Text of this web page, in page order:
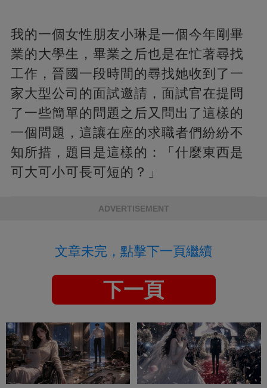
我的一個女性朋友小琳是一個今年剛畢
業的大學生，畢業之后也是在忙著尋找
工作，晉國一段時間的尋找她收到了一
家大型公司的面試邀請，面試官在提問
了一些簡單的問題之后又問出了這樣的
一個問題，這讓在座的求職者們紛紛不
知所措，題目是這樣的：「什麼東西是
可大可小可長可短的？」
ADVERTISEMENT
文章未完，點擊下一頁繼續
下一頁